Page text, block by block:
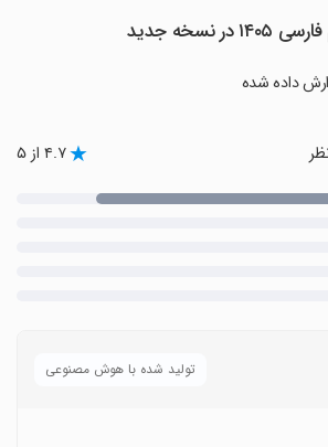
نسخه جدید
داده شده
۴.۷ از ۵
تولید شده با هوش مصنوعی